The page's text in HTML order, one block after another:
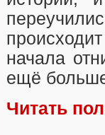
начала
ещё
Читать